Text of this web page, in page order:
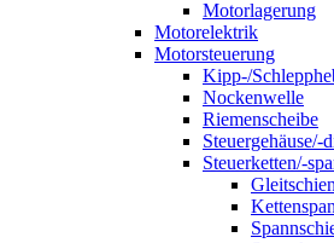
Motorlagerung
Motorelektrik
Motorsteuerung
Kipp-/
Nockenwelle
Riemenscheibe
Steuergehäuse/-
Steuerketten/-